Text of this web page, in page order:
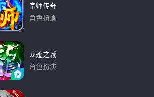
宗师传奇
角色扮演
龙迹之城
角色扮演